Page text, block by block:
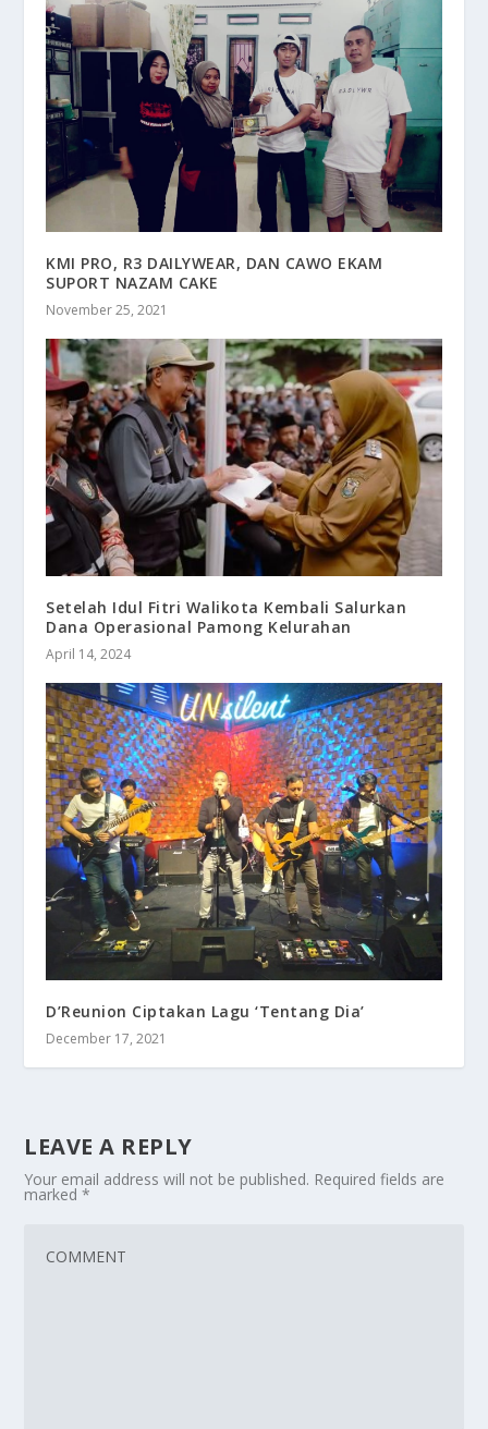
KMI PRO, R3 DAILYWEAR, DAN CAWO EKAM
SUPORT NAZAM CAKE
November 25, 2021
Setelah Idul Fitri Walikota Kembali Salurkan
Dana Operasional Pamong Kelurahan
April 14, 2024
D’Reunion Ciptakan Lagu ‘Tentang Dia’
December 17, 2021
LEAVE A REPLY
Your email address will not be published. Required fields are
marked*